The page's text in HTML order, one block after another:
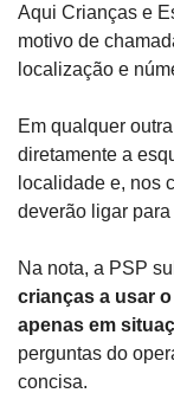
Aqui Crianças e
motivo de
localização e
Em qualquer
diretamente a
localidade e, nos
deverão ligar
Na nota, a PSP
crianças a usar
apenas em
perguntas do
concisa.